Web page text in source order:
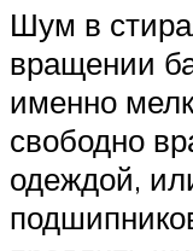
Шум в
вращении
именно
свободно
одеждой,